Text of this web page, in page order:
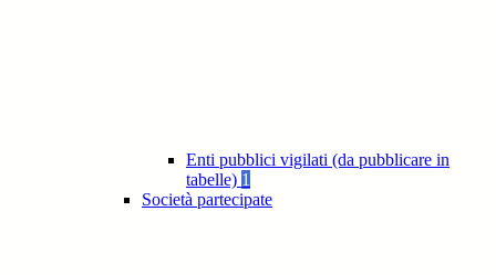
Enti pubblici vigilati (da pubblicare in
tabelle) 1
Società partecipate